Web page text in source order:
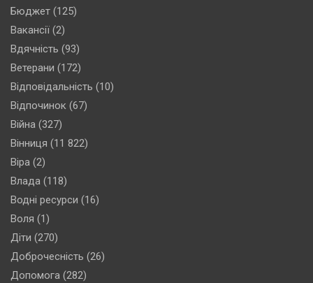
Бюджет (125)
Вакансії (2)
Вдячність (93)
Ветерани (172)
Відповідальність (10)
Відпочинок (67)
Війна (327)
Вінниця (11 822)
Віра (2)
Влада (118)
Водні ресурси (16)
Воля (1)
Діти (270)
Доброчесність (26)
Допомога (282)